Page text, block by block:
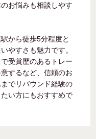
お悩みも相談しやす
から徒歩5分程度と
やすさも魅力です。
受賞歴のあるトレー
するなど、信頼のお
でリバウンド経験の
い方にもおすすめで